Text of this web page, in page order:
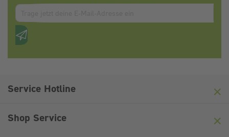
Zum abbonieren des Newsletters, bitte E-Mail Adresse
Anti-Roboter-Verifizierung
Service Hotline
Shop Service